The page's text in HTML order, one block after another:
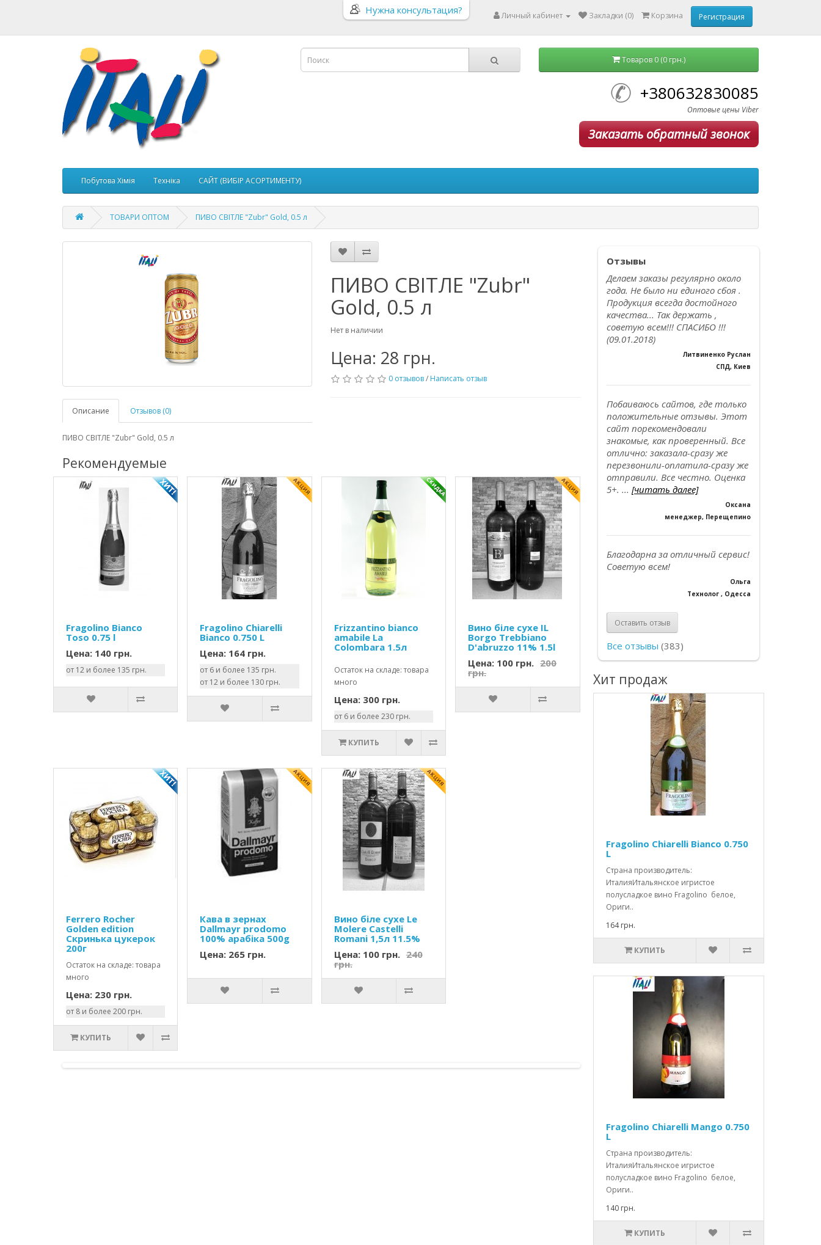
Личный кабинет Закладки (0) Корзина Регистрация
Нужна консультация?
Товаров 0 (0 грн.)
+380632830085
Оптовые цены Viber
Заказать обратный звонок
Побутова Хімія Техніка САЙТ (ВИБІР АСОРТИМЕНТУ)
ТОВАРИ ОПТОМ ПИВО СВІТЛЕ "Zubr" Gold, 0.5 л
Описание Отзывов (0)
ПИВО СВІТЛЕ "Zubr" Gold, 0.5 л
ПИВО СВІТЛЕ "Zubr"
Gold, 0.5 л
Нет в наличии
Цена: 28 грн.
0 отзывов/ Написать отзыв
Рекомендуемые
Fragolino Bianco
Toso 0.75 l
Цена: 140 грн.
от 12 и более 135 грн.
Fragolino Chiarelli
Bianco 0.750 L
Цена: 164 грн.
от 6 и более 135 грн.
от 12 и более 130 грн.
Frizzantino bianco
amabile La
Colombara 1.5л
Остаток на складе: товара
много
Цена: 300 грн.
от 6 и более 230 грн.
КУПИТЬ
Вино біле сухе IL
Borgo Trebbiano
D'abruzzo 11% 1.5l
Цена: 100 грн. 200
грн.
Ferrero Rocher
Golden edition
Скринька цукерок
200г
Остаток на складе: товара
много
Цена: 230 грн.
от 8 и более 200 грн.
КУПИТЬ
Кава в зернах
Dallmayr prodomo
100% арабіка 500g
Цена: 265 грн.
Вино біле сухе Le
Molere Castelli
Romani 1,5л 11.5%
Цена: 100 грн. 240
грн.
Отзывы
Делаем заказы регулярно около
года. Не было ни единого сбоя .
Продукция всегда достойного
качества... Так держать ,
советую всем!!! СПАСИБО !!!
(09.01.2018)
Литвиненко Руслан
СПД, Киев
Побаиваюсь сайтов, где только
положительные отзывы. Этот
сайт порекомендовали
знакомые, как проверенный. Все
отлично: заказала-сразу же
перезвонили-оплатила-сразу же
отправили. Все честно. Оценка
5+. ... [читать далее]
Оксана
менеджер, Перещепино
Благодарна за отличный сервис!
Советую всем!
Ольга
Технолог , Одесса
Оставить отзыв
Все отзывы (383)
Хит продаж
Fragolino Chiarelli Bianco 0.750
L
Страна производитель:
ИталияИтальянское игристое
полусладкое вино Fragolino белое,
Ориги..
164 грн.
КУПИТЬ
Fragolino Chiarelli Mango 0.750
L
Страна производитель:
ИталияИтальянское игристое
полусладкое вино Fragolino белое,
Ориги..
140 грн.
КУПИТЬ